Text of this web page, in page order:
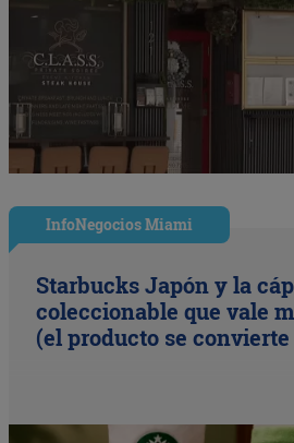
InfoNegocios Miami
Starbucks Japón y la
coleccionable que vale
(el producto se